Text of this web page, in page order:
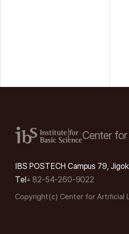
Center
IBS POSTECH Campus 79,
Tel+ 82-54-260-9022
Copyright(c) Center for Artificial